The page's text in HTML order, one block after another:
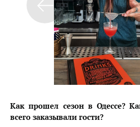
Как прошел сезон в Одессе?
всего заказывали гости?